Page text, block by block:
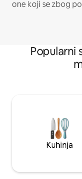
one koji se zbog
Popularni
Kuhinja